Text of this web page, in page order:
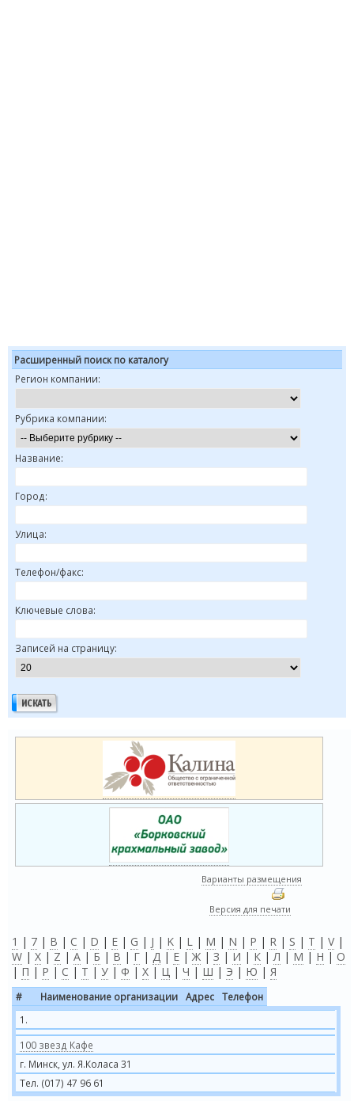
Расширенный поиск по каталогу
Регион компании:
Рубрика компании:
Название:
Город:
Улица:
Телефон/факс:
Ключевые слова:
Записей на страницу:
Варианты размещения
Версия для печати
1 | 7 | B | C | D | E | G | J | K | L | M | N | P | R | S | T | V|
W | X | Z | А | Б | В | Г | Д | Е | Ж | З | И | К |Л | М | Н | О
| П | Р | С | Т | У | Ф | Х | Ц | Ч | Ш | Э | Ю | Я
# Наименование организации Адрес
Телефон
1.
100 звезд Кафе
г. Минск, ул. Я.Коласа 31
Тел. (017) 47 96 61